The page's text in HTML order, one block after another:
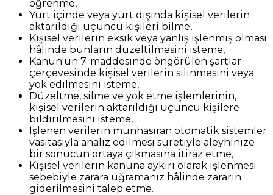
öğrenme,
Yurt içinde veya yurt dışında kişisel verilerin
aktarıldığı üçüncü kişileri bilme,
Kişisel verilerin eksik veya yanlış işlenmiş olması
hâlinde bunların düzeltilmesini isteme,
Kanun'un 7. maddesinde öngörülen şartlar
çerçevesinde kişisel verilerin silinmesini veya
yok edilmesini isteme,
Düzeltme, silme ve yok etme işlemlerinin,
kişisel verilerin aktarıldığı üçüncü kişilere
bildirilmesini isteme,
İşlenen verilerin münhasıran otomatik sistemler
vasıtasıyla analiz edilmesi suretiyle aleyhinize
bir sonucun ortaya çıkmasına itiraz etme,
Kişisel verilerin kanuna aykırı olarak işlenmesi
sebebiyle zarara uğramanız hâlinde zararın
giderilmesini talep etme.